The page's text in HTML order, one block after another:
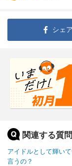
シェア
関連する質問
アイドルとして輝い
言うの？